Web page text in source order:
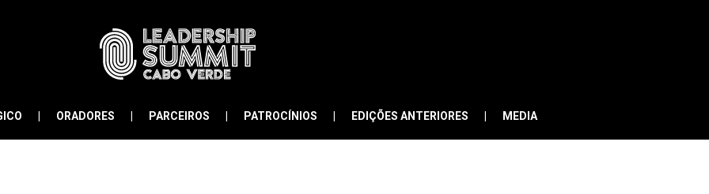
ORADORES PARCEIROS PATROCÍNIOS EDIÇÕES ANTERIORES MEDIA